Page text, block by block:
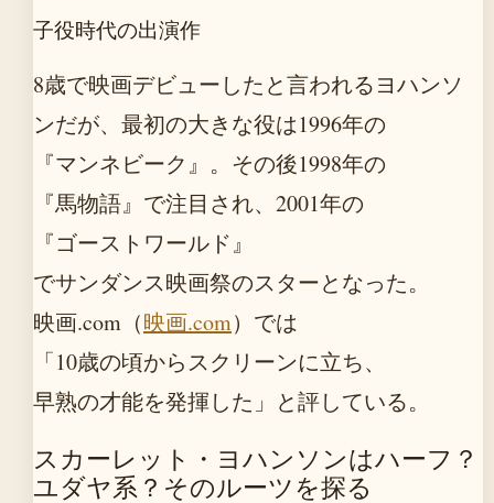
子役時代の出演作
8歳で映画デビューしたと言われるヨハンソ
ンだが、最初の大きな役は1996年の
『マンネビーク』。その後1998年の
『馬物語』で注目され、2001年の
『ゴーストワールド』
でサンダンス映画祭のスターとなった。
映画.com（映画.com）では
「10歳の頃からスクリーンに立ち、
早熟の才能を発揮した」と評している。
スカーレット・ヨハンソンはハーフ？
ユダヤ系？そのルーツを探る